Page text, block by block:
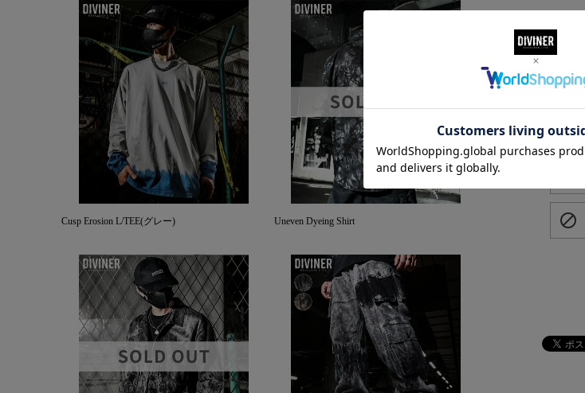
Cusp Erosion L/TEE(グレー) Uneven Dyeing Shirt
alarm
local_shipping
block